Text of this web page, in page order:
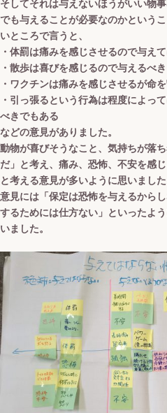
そしてそれは与えないほうがいい物
でも与えることが必要なのかという
いところで言うと、
・体罰は痛みを感じさせるので与えて
・散歩は喜びを感じるので与えるべき
・ワクチンは痛みを感じさせるが命
・引っ張るという行為は程度によっ
べきでもある
などの意見がありました。
動物が喜びそうなこと、気持ちが落
だ」と考え、痛み、恐怖、不安を感
と考える意見が多いように思いまし
意見には「保定は恐怖を与えるから
するためには仕方ない」といったよ
いました。